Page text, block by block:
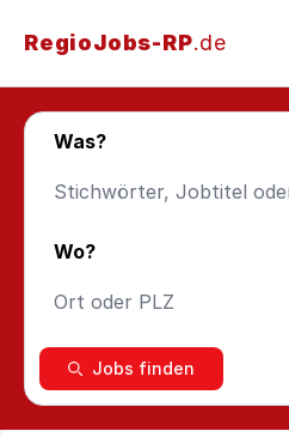
RegioJobs-RP.de
Was?
Wo?
Jobs finden